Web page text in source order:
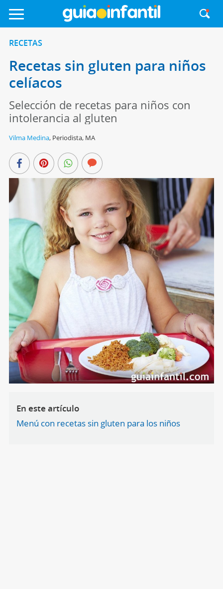
RECETAS
Recetas sin gluten para niños
celíacos
Selección de recetas para niños con
intolerancia al gluten
Vilma Medina, Periodista, MA
En este artículo
Menú con recetas sin gluten para los niños